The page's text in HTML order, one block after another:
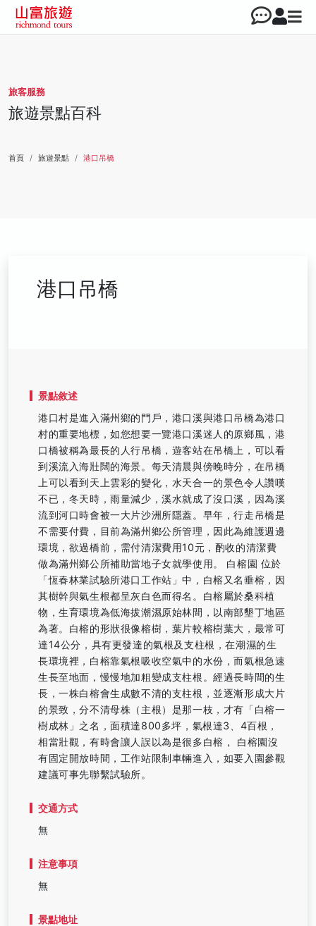
旅客服務
旅遊景點百科
首頁 旅遊景點 港口吊橋
港口吊橋
景點敘述
港口村是進入滿州鄉的門戶，港口溪與港口吊橋為港口
村的重要地標，如您想要一覽港口溪迷人的原鄉風，港
口橋被稱為最長的人行吊橋，遊客站在吊橋上，可以看
到溪流入海壯闊的海景。每天清晨與傍晚時分，在吊橋
上可以看到天上雲彩的變化，水天合一的景色令人讚嘆
不已，冬天時，雨量減少，溪水就成了沒口溪，因為溪
流到河口時會被一大片沙洲所隱蓋。早年，行走吊橋是
不需要付費，目前為滿州鄉公所管理，因此為維護週邊
環境，欲過橋前，需付清潔費用10元，酌收的清潔費
做為滿州鄉公所補助當地子女就學使用。 白榕園 位於
「恆春林業試驗所港口工作站」中，白榕又名垂榕，因
其樹幹與氣生根都呈灰白色而得名。白榕屬於桑科植
物，生育環境為低海拔潮濕原始林間，以南部墾丁地區
為著。白榕的形狀很像榕樹，葉片較榕樹葉大，最常可
達14公分，具有更發達的氣根及支柱根，在潮濕的生
長環境裡，白榕靠氣根吸收空氣中的水份，而氣根急速
生長至地面，慢慢地加粗變成支柱根。經過長時間的生
長，一株白榕會生成數不清的支柱根，並逐漸形成大片
的景致，分不清母株（主根）是那一枝，才有「白榕一
樹成林」之名，面積達800多坪，氣根達3、4百根，
相當壯觀，有時會讓人誤以為是很多白榕， 白榕園沒
有固定開放時間，工作站限制車輛進入，如要入園參觀
建議可事先聯繫試驗所。
交通方式
無
注意事項
無
景點地址